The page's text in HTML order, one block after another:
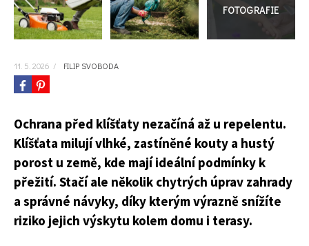
11. 5. 2026 / FILIP SVOBODA
Ochrana před klíšťaty nezačíná až u repelentu.
Klíšťata milují vlhké, zastíněné kouty a hustý
porost u země, kde mají ideální podmínky k
přežití. Stačí ale několik chytrých úprav zahrady
a správné návyky, díky kterým výrazně snížíte
riziko jejich výskytu kolem domu i terasy.